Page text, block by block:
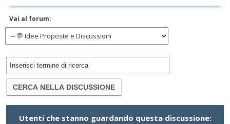
Vai al forum:
Utenti che stanno guardando questa discussione: